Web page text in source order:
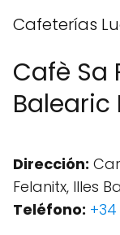
Cafeterías
Cafè Sa
Balearic
Dirección:
Felanitx, Illes
Teléfono: +34